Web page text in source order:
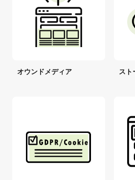
オウンドメディア スト